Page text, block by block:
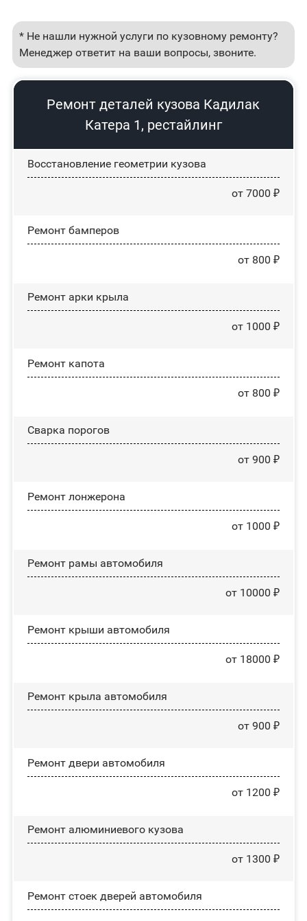
* Не нашли нужной услуги по кузовному ремонту?
Менеджер ответит на ваши вопросы, звоните.
Ремонт деталей кузова Кадилак
Катера 1, рестайлинг
Восстановление геометрии кузова
от 7000 ₽
Ремонт бамперов
от 800 ₽
Ремонт арки крыла
от 1000 ₽
Ремонт капота
от 800 ₽
Сварка порогов
от 900 ₽
Ремонт лонжерона
от 1000 ₽
Ремонт рамы автомобиля
от 10000 ₽
Ремонт крыши автомобиля
от 18000 ₽
Ремонт крыла автомобиля
от 900 ₽
Ремонт двери автомобиля
от 1200 ₽
Ремонт алюминиевого кузова
от 1300 ₽
Ремонт стоек дверей автомобиля